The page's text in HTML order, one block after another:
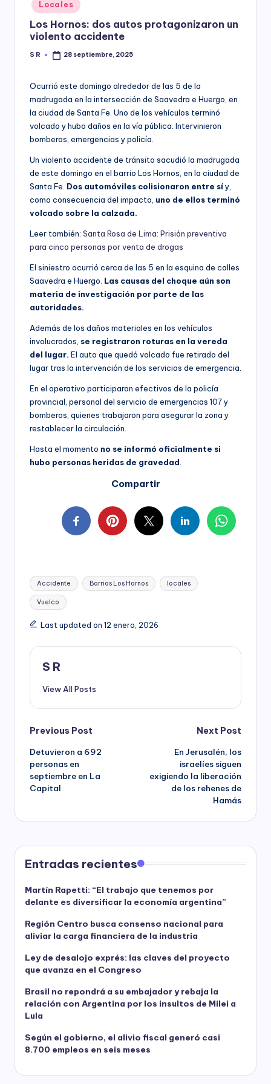
y
in
Locales
Los Hornos: dos autos protagonizaron un
violento accidente
Posted
S R 28 septiembre, 2025
Ocurrió este domingo alrededor de las 5 de la
madrugada en la intersección de Saavedra e Huergo, en
la ciudad de Santa Fe. Uno de los vehículos terminó
volcado y hubo daños en la vía pública. Intervinieron
bomberos, emergencias y policía.
Un violento accidente de tránsito sacudió la madrugada
de este domingo en el barrio Los Hornos, en la ciudad de
Santa Fe. Dos automóviles colisionaron entre síy,
como consecuencia del impacto, uno de ellos terminó
volcado sobre la calzada.
Leer también: Santa Rosa de Lima: Prisión preventiva
para cinco personas por venta de drogas
El siniestro ocurrió cerca de las 5 en la esquina de calles
Saavedra e Huergo. Las causas del choque aún son
materia de investigación por parte de las
autoridades.
Además de los daños materiales en los vehículos
involucrados, se registraron roturas en la vereda
del lugar. El auto que quedó volcado fue retirado del
lugar tras la intervención de los servicios de emergencia.
En el operativo participaron efectivos de la policía
provincial, personal del servicio de emergencias 107 y
bomberos, quienes trabajaron para asegurar la zona y
restablecer la circulación.
Hasta el momento no se informó oficialmente si
hubo personas heridas de gravedad
Compartir
Tags:
Accidente Barrios Los Hornos locales
Vuelco
Last updated on 12 enero, 2026
S R
View All Posts
Post
navigation
Previous Post
Detuvieron a 692
personas en
septiembre en La
Capital
Next Post
En Jerusalén, los
israelíes siguen
exigiendo la liberación
de los rehenes de
Hamás
Entradas recientes
Martín Rapetti: “El trabajo que tenemos por
delante es diversificar la economía argentina”
Región Centro busca consenso nacional para
aliviar la carga financiera de la industria
Ley de desalojo exprés: las claves del proyecto
que avanza en el Congreso
Brasil no repondrá a su embajador y rebaja la
relación con Argentina por los insultos de Milei a
Lula
Según el gobierno, el alivio fiscal generó casi
8.700 empleos en seis meses